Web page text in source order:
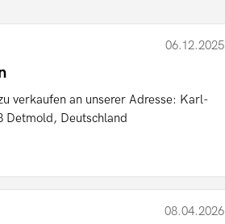
06.12.2025
verkaufen an unserer Adresse: Karl-
Detmold, Deutschland
08.04.2026